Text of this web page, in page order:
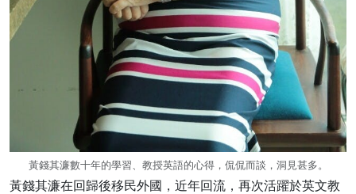
黃錢其濂數十年的學習、教授英語的心得，侃侃而談，洞見甚多。
黃錢其濂在回歸後移民外國，近年回流，再次活躍於英文教